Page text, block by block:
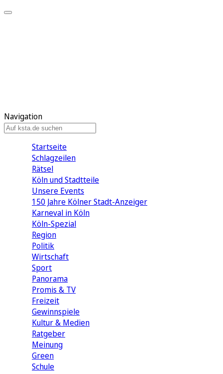
Navigation
Startseite
Schlagzeilen
Rätsel
Köln und Stadtteile
Unsere Events
150 Jahre Kölner Stadt-Anzeiger
Karneval in Köln
Köln-Spezial
Region
Politik
Wirtschaft
Sport
Panorama
Promis & TV
Freizeit
Gewinnspiele
Kultur & Medien
Ratgeber
Meinung
Green
Schule